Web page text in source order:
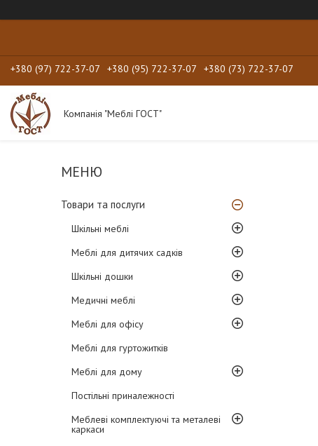
+380 (97) 722-37-07 +380 (95) 722-37-07 +380 (73) 722-37-07
Компанія "Меблі ГОСТ"
Товари та послуги
Шкільні меблі
Меблі для дитячих садків
Шкільні дошки
Медичні меблі
Меблі для офісу
Меблі для гуртожитків
Меблі для дому
Постільні приналежності
Меблеві комплектуючі та металеві
каркаси